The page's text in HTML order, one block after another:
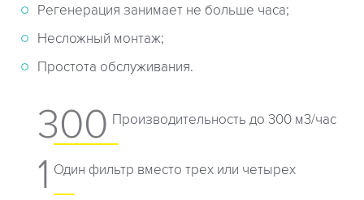
Регенерация занимает не больше часа;
Несложный монтаж;
Простота обслуживания.
300 Производительность до 300 м3/час
1 Один фильтр вместо трех или четырех